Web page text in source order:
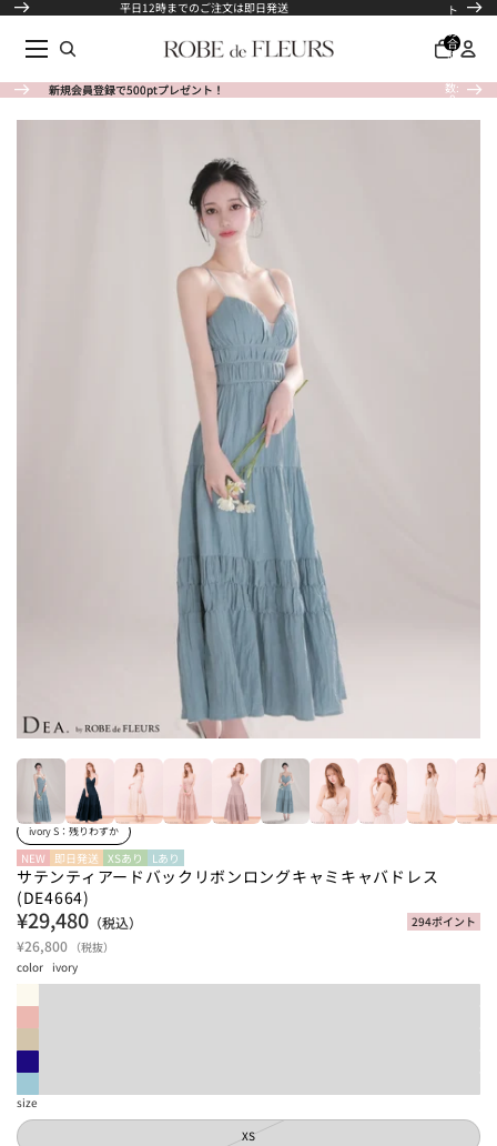
平日12時までのご注文は即日発送 ト
内
の
合
計
商
数:
0
新規会員登録で500ptプレゼント！
新規会員登録で500ptプレゼント！
商品情報にスキップ
ivory S： 残りわずか
NEW 即日発送 XSあり Lあり
サテンティアードバックリボンロングキャミキャバドレス
(DE4664)
¥29,480 （税込）
¥26,800 （税抜）
294ポイント
color ivory
size
XS